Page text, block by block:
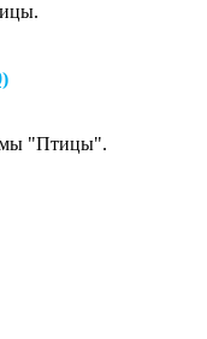
"Птицы".